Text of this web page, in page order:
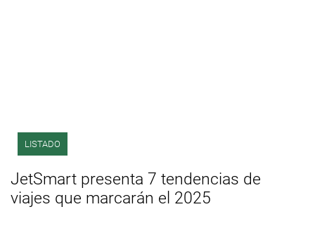
LISTADO
JetSmart presenta 7 tendencias de
viajes que marcarán el 2025